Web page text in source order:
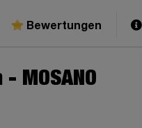
Bewertungen
MOSANO